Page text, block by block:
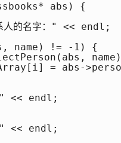
abs) {
的名字：" << endl;
name) != -1) {
name);
= abs-
endl;
endl;